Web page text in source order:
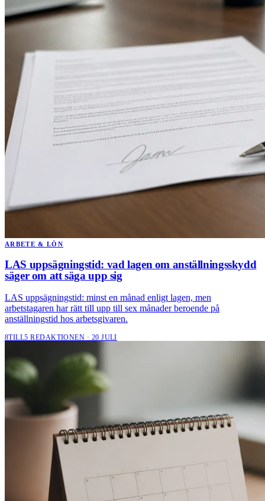
ARBETE & LÖN
LAS uppsägningstid: vad lagen om anställningsskydd
säger om att säga upp sig
LAS uppsägningstid: minst en månad enligt lagen, men
arbetstagaren har rätt till upp till sex månader beroende på
anställningstid hos arbetsgivaren.
8TILL5 REDAKTIONEN · 20 JULI